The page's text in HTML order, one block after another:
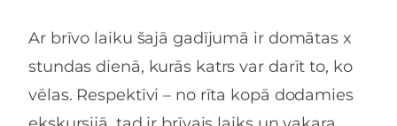
Ar brīvo laiku šajā gadījumā ir domātas x
stundas dienā, kurās katrs var darīt to, ko
vēlas. Respektīvi – no rīta kopā dodamies